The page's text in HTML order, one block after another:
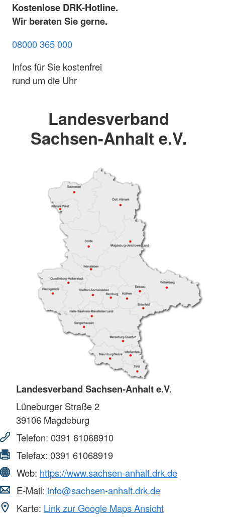
Kostenlose DRK-Hotline.
Wir beraten Sie gerne.
08000 365 000
Infos für Sie kostenfrei
rund um die Uhr
Landesverband
Sachsen-Anhalt e.V.
Landesverband Sachsen-Anhalt e.V.
Lüneburger Straße 2
39106 Magdeburg
Telefon: 0391 61068910
Telefax: 0391 61068919
Web: https://www.sachsen-anhalt.drk.de
E-Mail: info@sachsen-anhalt.drk.de
Karte: Link zur Google Maps Ansicht